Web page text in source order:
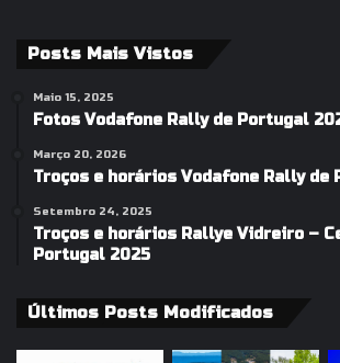
Posts Mais Vistos
Maio 15, 2025
Fotos Vodafone Rally de Portugal
Março 20, 2026
Troços e horários Vodafone Rally de
Setembro 24, 2025
Troços e horários Rallye Vidreiro –
Portugal 2025
Últimos Posts Modificados